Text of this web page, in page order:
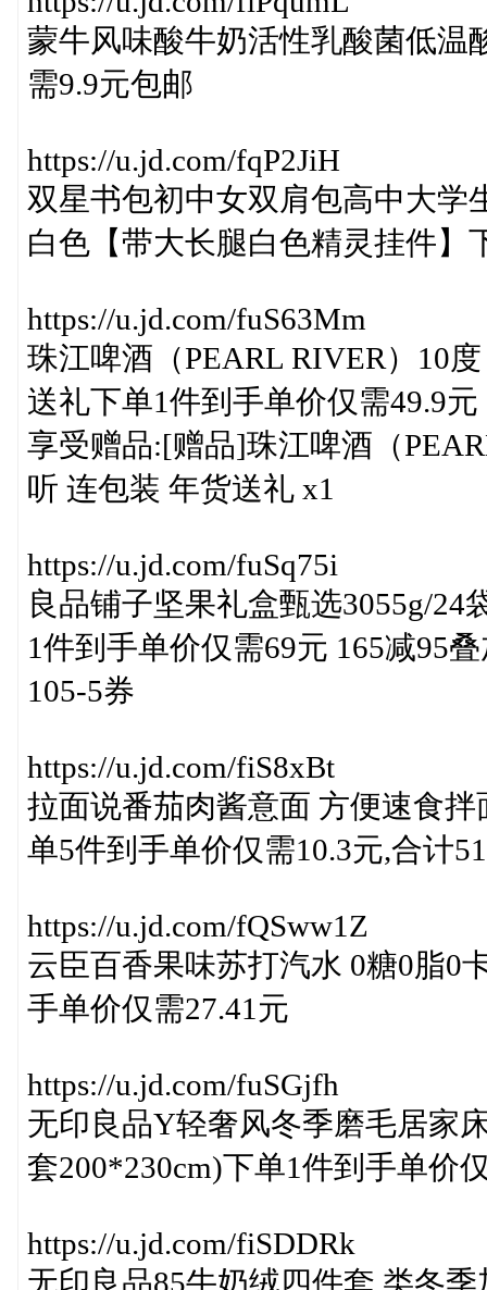
蒙牛风味酸牛奶活性乳酸菌低温
需9.9元包邮
https://u.jd.com/fqP2JiH
双星书包初中女双肩包高中大学
白色【带大长腿白色精灵挂件】
https://u.jd.com/fuS63Mm
珠江啤酒（PEARL RIVER）10
送礼下单1件到手单价仅需49.9元
享受赠品:[赠品]珠江啤酒（
听 连包装 年货送礼 x1
https://u.jd.com/fuSq75i
良品铺子坚果礼盒甄选3055g/
1件到手单价仅需69元 165减95
105-5券
https://u.jd.com/fiS8xBt
拉面说番茄肉酱意面 方便速食
单5件到手单价仅需10.3元,合计
https://u.jd.com/fQSww1Z
云臣百香果味苏打汽水 0糖0脂0
手单价仅需27.41元
https://u.jd.com/fuSGjfh
无印良品Y轻奢风冬季磨毛居家
套200*230cm)下单1件到手单价
https://u.jd.com/fiSDDRk
无印良品85牛奶绒四件套 类冬